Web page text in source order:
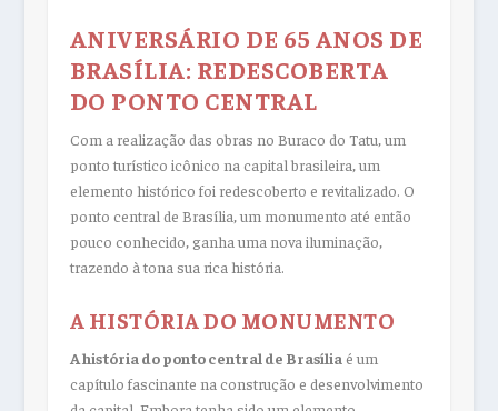
ANIVERSÁRIO DE 65 ANOS DE
BRASÍLIA: REDESCOBERTA
DO PONTO CENTRAL
Com a realização das obras no Buraco do Tatu, um
ponto turístico icônico na capital brasileira, um
elemento histórico foi redescoberto e revitalizado. O
ponto central de Brasília, um monumento até então
pouco conhecido, ganha uma nova iluminação,
trazendo à tona sua rica história.
A HISTÓRIA DO MONUMENTO
A história do ponto central de Brasília é um
capítulo fascinante na construção e desenvolvimento